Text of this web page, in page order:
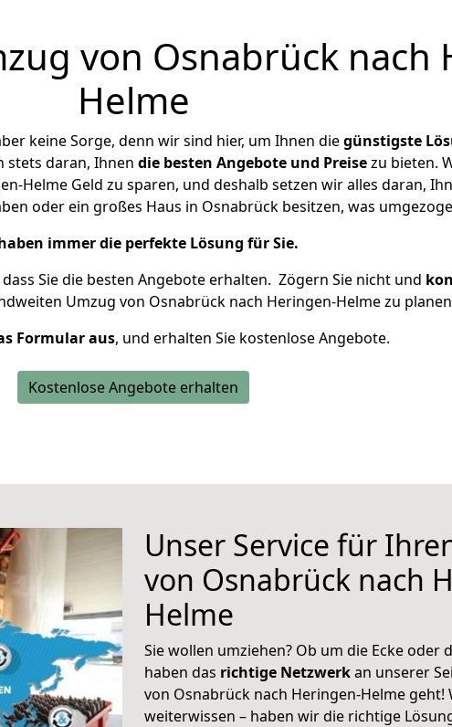
von Osnabrück nach
Helme
keine Sorge, denn wir sind hier, um Ihnen diegünstigste
stets daran, Ihnen die besten Angebote und Preisezu bieten.
Helme Geld zu sparen, und deshalb setzen wir alles daran,
oder ein großes Haus in Osnabrück besitzen, was
immer die perfekte Lösung für Sie.
Sie die besten Angebote erhalten. Zögern Sie nicht und
Umzug von Osnabrück nach Heringen-Helme zu
Formular aus, und erhalten Sie kostenlose Angebote.
Kostenlose Angebote erhalten
Unser Service für
von Osnabrück nach
Helme
Sie wollen umziehen? Ob um die Ecke oder
haben das richtige Netzwerkan unserer
von Osnabrück nach Heringen-Helme geht!
weiterwissen – haben wir die richtige